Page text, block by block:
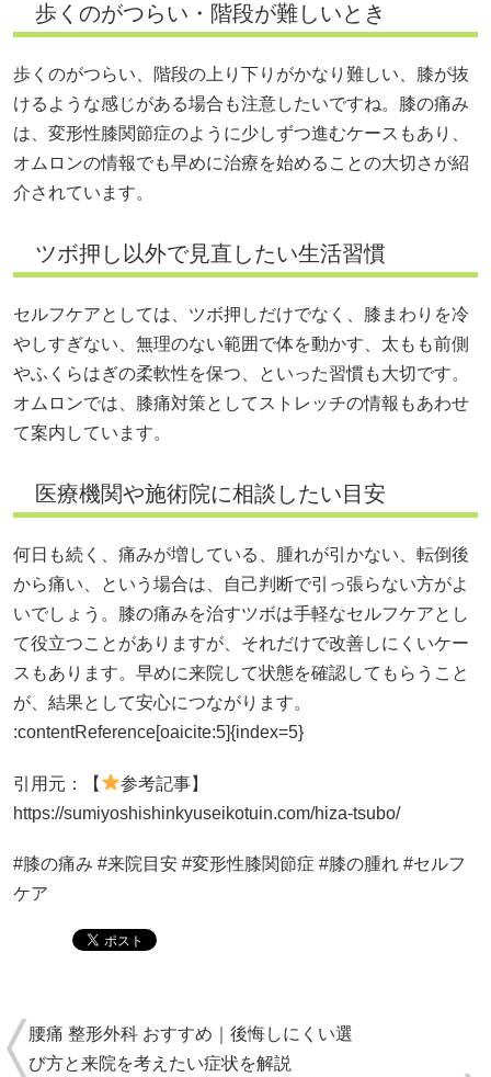
歩くのがつらい・階段が難しいとき
歩くのがつらい、階段の上り下りがかなり難しい、膝が抜
けるような感じがある場合も注意したいですね。膝の痛み
は、変形性膝関節症のように少しずつ進むケースもあり、
オムロンの情報でも早めに治療を始めることの大切さが紹
介されています。
ツボ押し以外で見直したい生活習慣
セルフケアとしては、ツボ押しだけでなく、膝まわりを冷
やしすぎない、無理のない範囲で体を動かす、太もも前側
やふくらはぎの柔軟性を保つ、といった習慣も大切です。
オムロンでは、膝痛対策としてストレッチの情報もあわせ
て案内しています。
医療機関や施術院に相談したい目安
何日も続く、痛みが増している、腫れが引かない、転倒後
から痛い、という場合は、自己判断で引っ張らない方がよ
いでしょう。膝の痛みを治すツボは手軽なセルフケアとし
て役立つことがありますが、それだけで改善しにくいケー
スもあります。早めに来院して状態を確認してもらうこと
が、結果として安心につながります。
:contentReference[oaicite:5]{index=5}
引用元：【
参考記事】
https://sumiyoshishinkyuseikotuin.com/hiza-tsubo/
#膝の痛み #来院目安 #変形性膝関節症 #膝の腫れ #セルフ
ケア
腰痛 整形外科 おすすめ｜後悔しにくい選
び方と来院を考えたい症状を解説